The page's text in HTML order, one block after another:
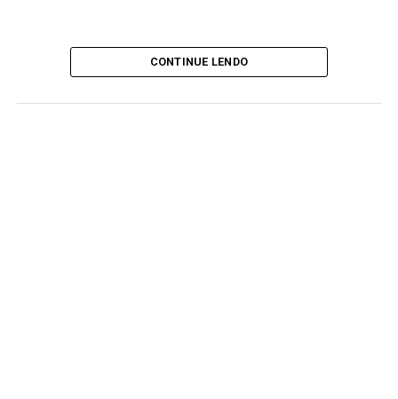
CONTINUE LENDO